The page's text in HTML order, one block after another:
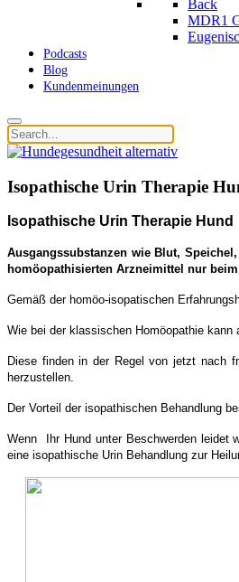
Back
MDR1
Podcasts
Blog
Kundenmeinungen
Isopathische Urin Therapie
Isopathische Urin Therapie Hund
Ausgangssubstanzen wie Blut,
homöopathisierten Arzneimittel nur
Gemäß der homöo-isopatischen
Wie bei der klassischen Homöopathie
Diese finden in der Regel von jetzt nach
herzustellen.
Der Vorteil der isopathischen Behandlung
Wenn Ihr Hund unter Beschwerden leidet
eine isopathische Urin Behandlung zur